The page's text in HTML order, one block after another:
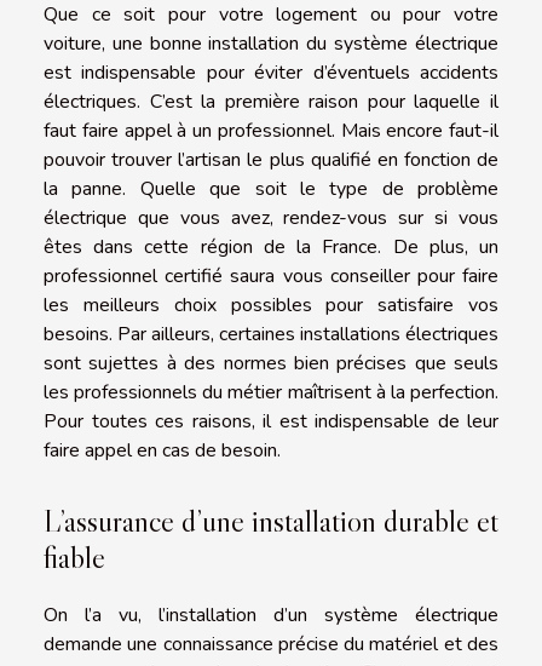
Que ce soit pour votre logement ou pour votre
voiture, une bonne installation du système électrique
est indispensable pour éviter d’éventuels accidents
électriques. C’est la première raison pour laquelle il
faut faire appel à un professionnel. Mais encore faut-il
pouvoir trouver l’artisan le plus qualifié en fonction de
la panne. Quelle que soit le type de problème
électrique que vous avez, rendez-vous sur si vous
êtes dans cette région de la France. De plus, un
professionnel certifié saura vous conseiller pour faire
les meilleurs choix possibles pour satisfaire vos
besoins. Par ailleurs, certaines installations électriques
sont sujettes à des normes bien précises que seuls
les professionnels du métier maîtrisent à la perfection.
Pour toutes ces raisons, il est indispensable de leur
faire appel en cas de besoin.
L’assurance d’une installation durable et
fiable
On l’a vu, l’installation d’un système électrique
demande une connaissance précise du matériel et des